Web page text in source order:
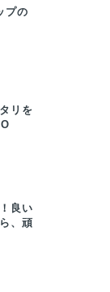
プの
リを
良い
、頑